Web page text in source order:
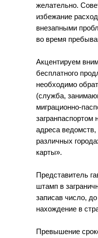
желательно.
избежание
внезапными
во время
Акцентируем
бесплатного
необходимо
(служба,
миграционно-
загранпаспортом
адреса
различных
карты».
Представитель
штамп в
записав число,
нахождение в
Превышение